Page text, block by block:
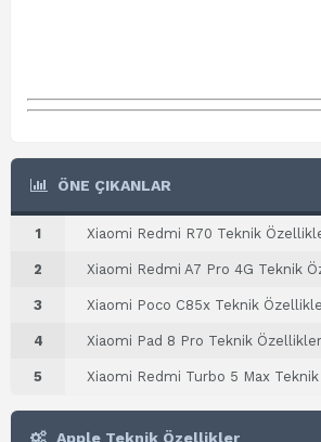
ÖNE ÇIKANLAR
1 Xiaomi Redmi R70 Teknik
2 Xiaomi Redmi A7 Pro 4G Teknik
3 Xiaomi Poco C85x Teknik
4 Xiaomi Pad 8 Pro Teknik
5 Xiaomi Redmi Turbo 5 Max
Apple Teknik Özellikler